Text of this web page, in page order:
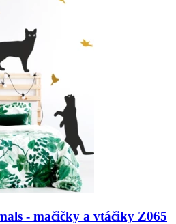
- mačičky a vtáčiky Z065